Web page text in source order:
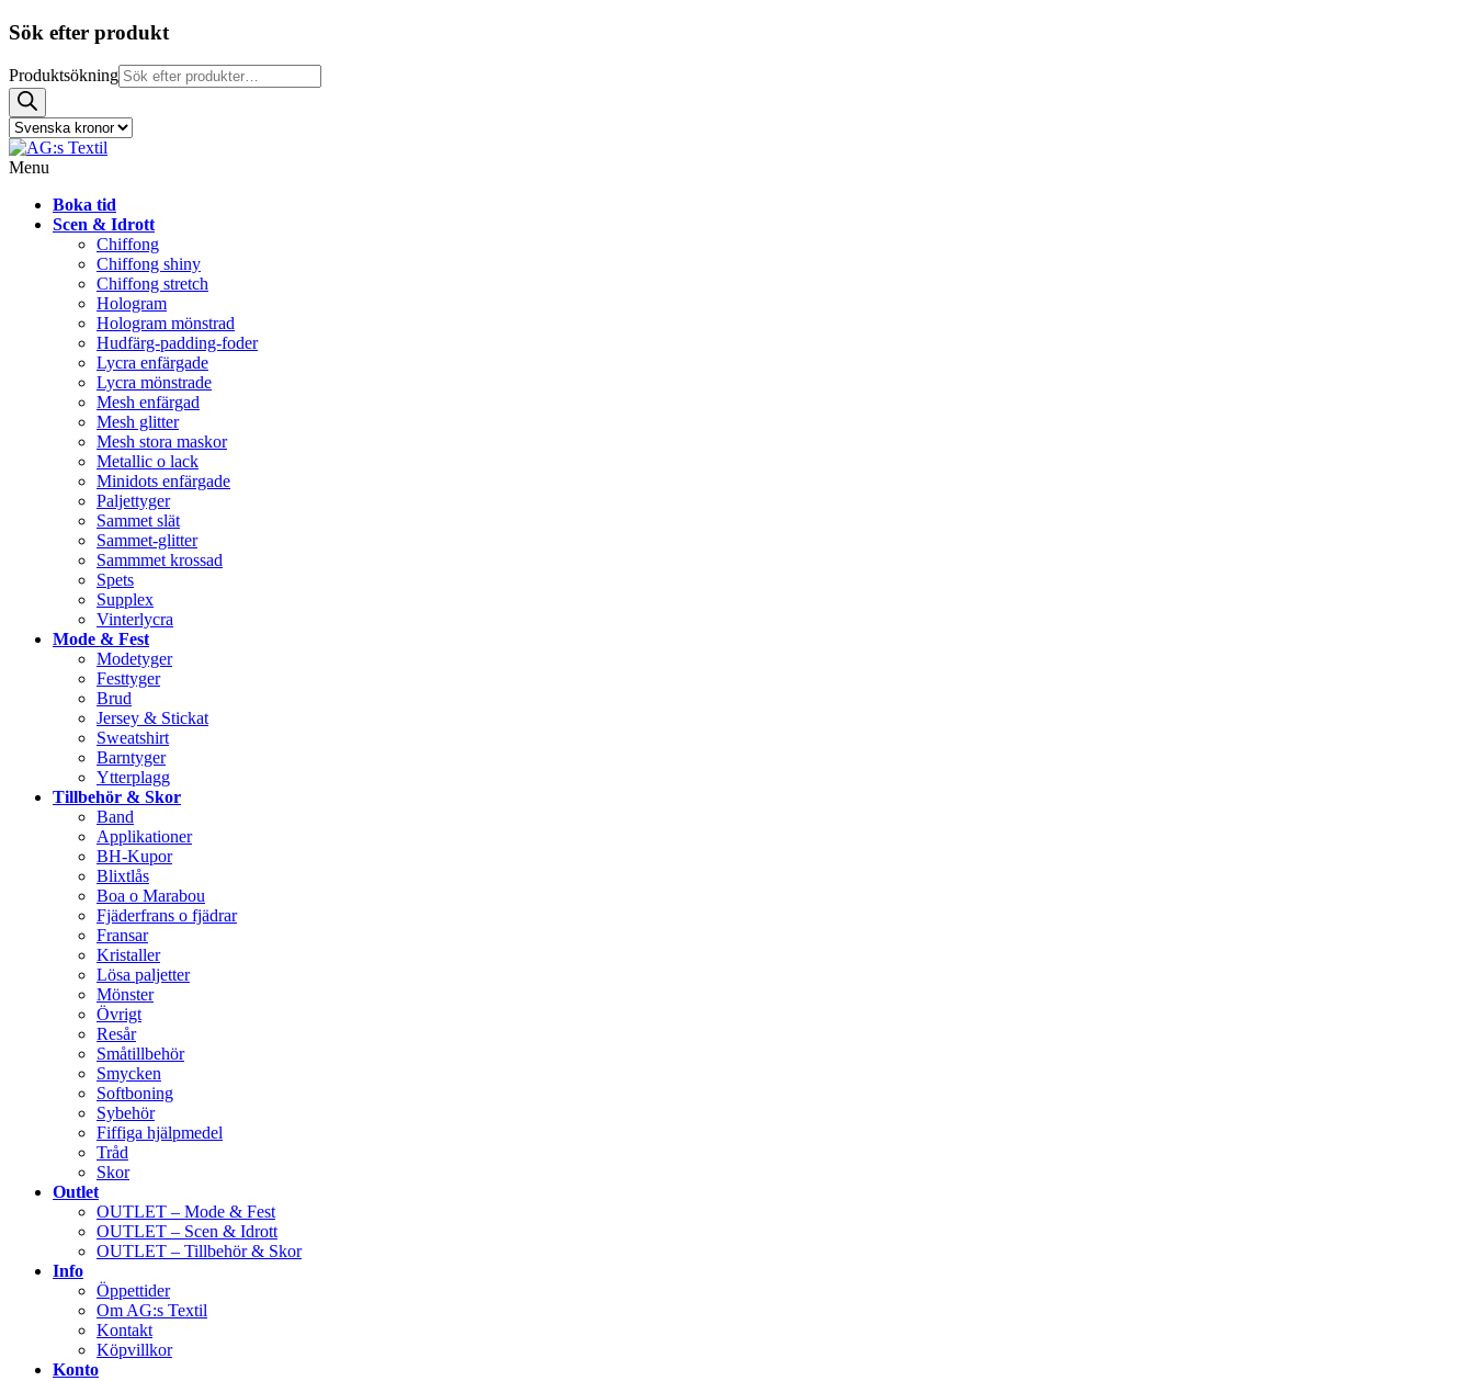
Sök efter produkt
Produktsökning
Menu
Boka tid
Scen & Idrott
Chiffong
Chiffong shiny
Chiffong stretch
Hologram
Hologram mönstrad
Hudfärg-padding-foder
Lycra enfärgade
Lycra mönstrade
Mesh enfärgad
Mesh glitter
Mesh stora maskor
Metallic o lack
Minidots enfärgade
Paljettyger
Sammet slät
Sammet-glitter
Sammmet krossad
Spets
Supplex
Vinterlycra
Mode & Fest
Modetyger
Festtyger
Brud
Jersey & Stickat
Sweatshirt
Barntyger
Ytterplagg
Tillbehör & Skor
Band
Applikationer
BH-Kupor
Blixtlås
Boa o Marabou
Fjäderfrans o fjädrar
Fransar
Kristaller
Lösa paljetter
Mönster
Övrigt
Resår
Småtillbehör
Smycken
Softboning
Sybehör
Fiffiga hjälpmedel
Tråd
Skor
Outlet
OUTLET – Mode & Fest
OUTLET – Scen & Idrott
OUTLET – Tillbehör & Skor
Info
Öppettider
Om AG:s Textil
Kontakt
Köpvillkor
Konto